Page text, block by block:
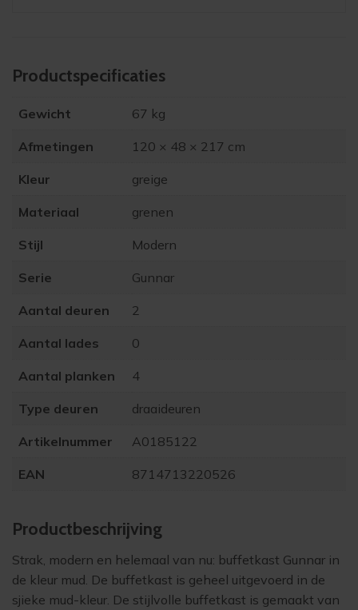
Product­specificaties
Gewicht 67 kg
Afmetingen 120 × 48 × 217 cm
Kleur greige
Materiaal grenen
Stijl Modern
Serie Gunnar
Aantal deuren 2
Aantal lades 0
Aantal planken 4
Type deuren draaideuren
Artikelnummer A0185122
EAN 8714713220526
Product­beschrijving
Strak, modern en helemaal van nu: buffetkast Gunnar in
de kleur mud. De buffetkast is geheel uitgevoerd in de
sjieke mud-kleur. De stijlvolle buffetkast is gemaakt van